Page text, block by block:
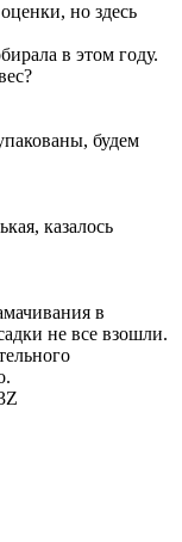
но здесь
в этом году.
будем
казалось
в
не все взошли.